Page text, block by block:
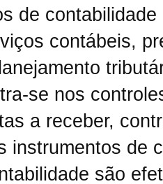
de
contábeis,
se nos
a receber,
instrumentos de
são